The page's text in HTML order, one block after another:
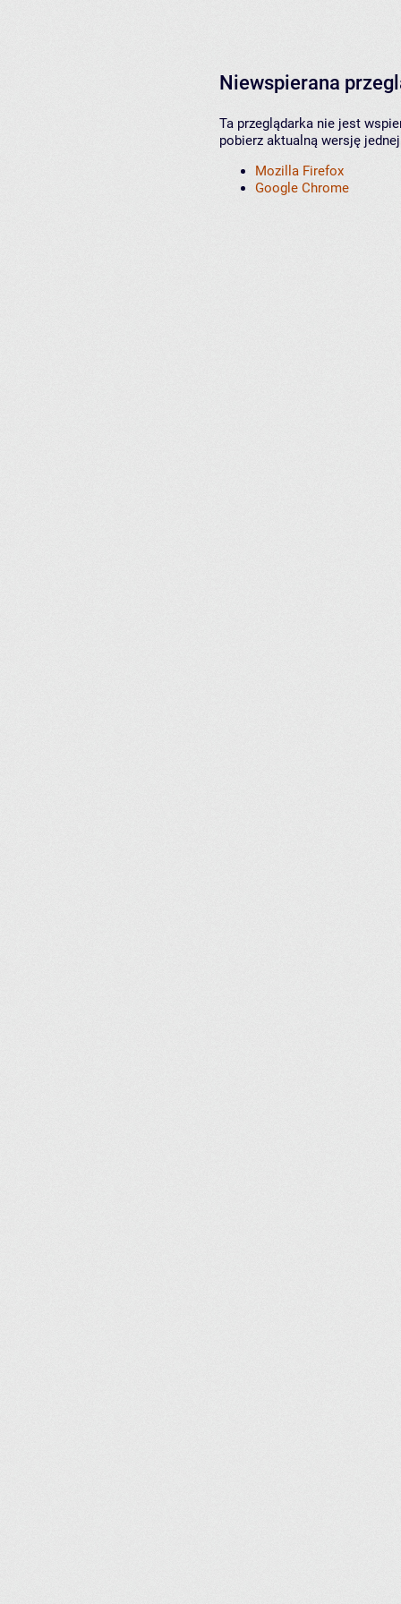
Niewspierana
Ta przeglądarka nie jest
pobierz aktualną wersję
Mozilla Firefox
Google Chrome